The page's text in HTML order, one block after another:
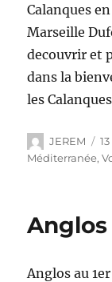
Calanques
Marseille
decouvrir et
dans la
les
JEREM
Méditerranée,
Anglos
Anglos au